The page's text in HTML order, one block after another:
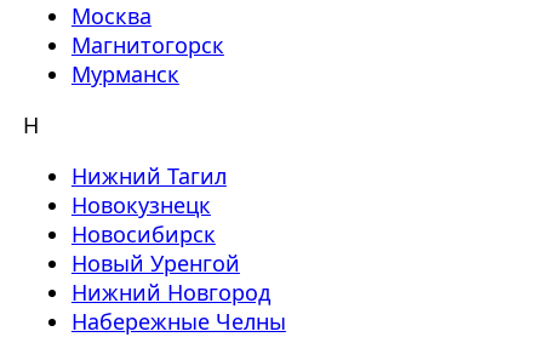
Москва
Магнитогорск
Мурманск
Н
Нижний Тагил
Новокузнецк
Новосибирск
Новый Уренгой
Нижний Новгород
Набережные Челны